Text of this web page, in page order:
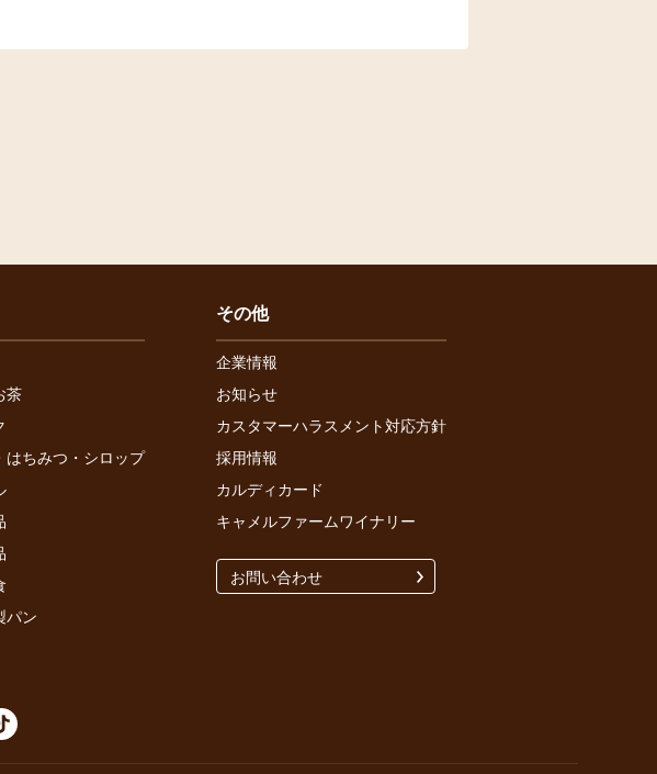
茶
はちみつ・シロップ
パン
その他
企業情報
お知らせ
カスタマーハラスメント対応方針
採用情報
カルディカード
キャメルファームワイナリー
お問い合わせ